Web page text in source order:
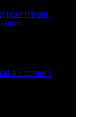
pour Henrie,
à 5 contre 7